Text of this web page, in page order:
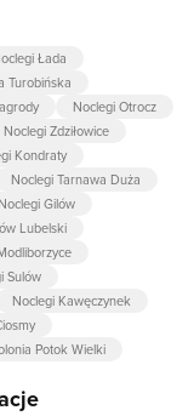
Łada
Turobińska
Noclegi Otrocz
Noclegi Zdziłowice
Kondraty
Noclegi Tarnawa Duża
Noclegi Gilów
Lubelski
Sulów
Noclegi Kawęczynek
Potok Wielki